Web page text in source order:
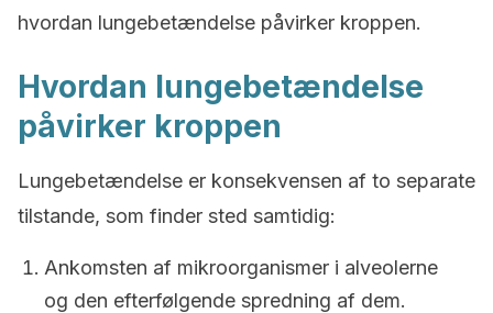
hvordan lungebetændelse påvirker kroppen.
Hvordan lungebetændelse
påvirker kroppen
Lungebetændelse er konsekvensen af to separate
tilstande, som finder sted samtidig:
Ankomsten af mikroorganismer i alveolerne
og den efterfølgende spredning af dem.